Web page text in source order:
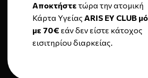
Αποκτήστε τώρα τηνατομική
Κάρτα Υγείας ARIS EY CLUB
με 70€ εάνδενείστε κάτοχος
εισιτηρίου διαρκείας.